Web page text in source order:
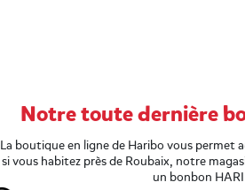
Notre toute dernière
La boutique en ligne de Haribo vous permet
si vous habitez près de Roubaix, notre
un bonbon